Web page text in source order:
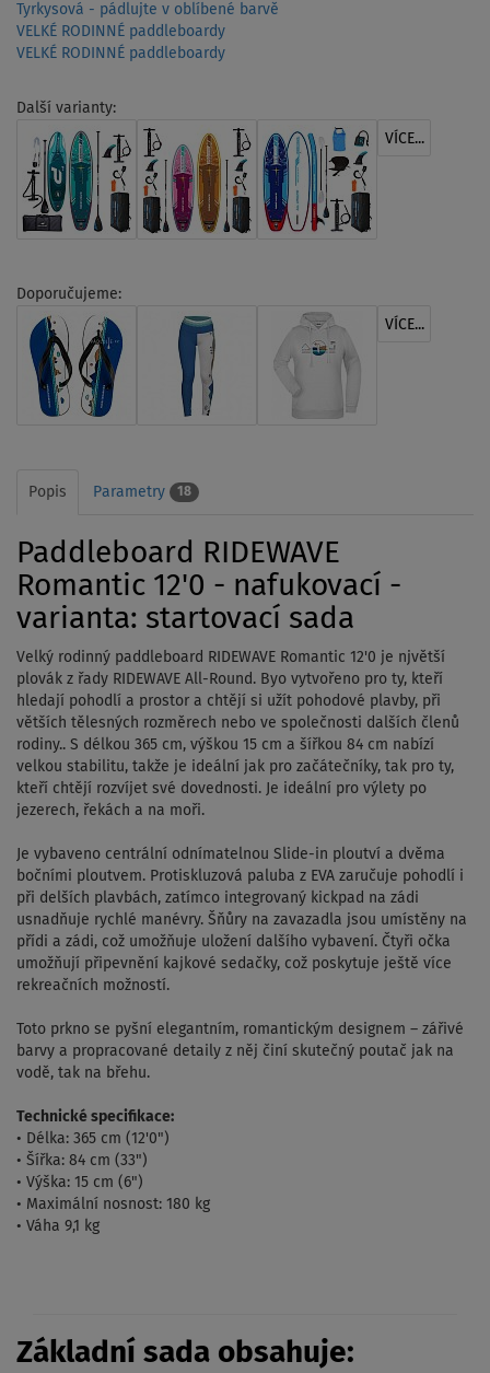
Tyrkysová - pádlujte v oblíbené barvě
VELKÉ RODINNÉ paddleboardy
VELKÉ RODINNÉ paddleboardy
Další varianty:
VÍCE...
Doporučujeme:
VÍCE...
Popis Parametry 18
Paddleboard RIDEWAVE
Romantic 12'0 - nafukovací -
varianta: startovací sada
Velký rodinný paddleboard RIDEWAVE Romantic 12'0 je njvětší
plovák z řady RIDEWAVE All-Round. Byo vytvořeno pro ty, kteří
hledají pohodlí a prostor a chtějí si užít pohodové plavby, při
větších tělesných rozměrech nebo ve společnosti dalších členů
rodiny.. S délkou 365 cm, výškou 15 cm a šířkou 84 cm nabízí
velkou stabilitu, takže je ideální jak pro začátečníky, tak pro ty,
kteří chtějí rozvíjet své dovednosti. Je ideální pro výlety po
jezerech, řekách a na moři.
Je vybaveno centrální odnímatelnou Slide-in ploutví a dvěma
bočními ploutvem. Protiskluzová paluba z EVA zaručuje pohodlí i
při delších plavbách, zatímco integrovaný kickpad na zádi
usnadňuje rychlé manévry. Šňůry na zavazadla jsou umístěny na
přídi a zádi, což umožňuje uložení dalšího vybavení. Čtyři očka
umožňují připevnění kajkové sedačky, což poskytuje ještě více
rekreačních možností.
Toto prkno se pyšní elegantním, romantickým designem – zářivé
barvy a propracované detaily z něj činí skutečný poutač jak na
vodě, tak na břehu.
Technické specifikace:
• Délka: 365 cm (12'0")
• Šířka: 84 cm (33")
• Výška: 15 cm (6")
• Maximální nosnost: 180 kg
• Váha 9,1 kg
Základní sada obsahuje: